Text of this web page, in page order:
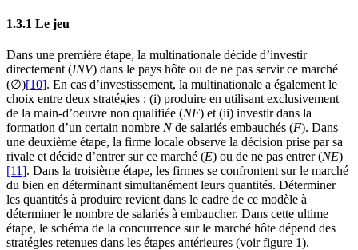
1.3.1 Le jeu
Dans une première étape, la multinationale décide d’investir
directement (INV) dans le pays hôte ou de ne pas servir ce marché
(∅)[10]. En cas d’investissement, la multinationale a également le
choix entre deux stratégies : (i) produire en utilisant exclusivement
de la main-d’oeuvre non qualifiée (NF) et (ii) investir dans la
formation d’un certain nombre Nde salariés embauchés (F). Dans
une deuxième étape, la firme locale observe la décision prise par sa
rivale et décide d’entrer sur ce marché (E) ou de ne pas entrer (NE)
[11]. Dans la troisième étape, les firmes se confrontent sur le marché
du bien en déterminant simultanément leurs quantités. Déterminer
les quantités à produire revient dans le cadre de ce modèle à
déterminer le nombre de salariés à embaucher. Dans cette ultime
étape, le schéma de la concurrence sur le marché hôte dépend des
stratégies retenues dans les étapes antérieures (voir figure 1).